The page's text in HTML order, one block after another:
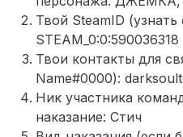
Твой SteamID
STEAM_0:0:590036318
Твои контакты для
Name#0000):
Ник участника
наказание: Стич